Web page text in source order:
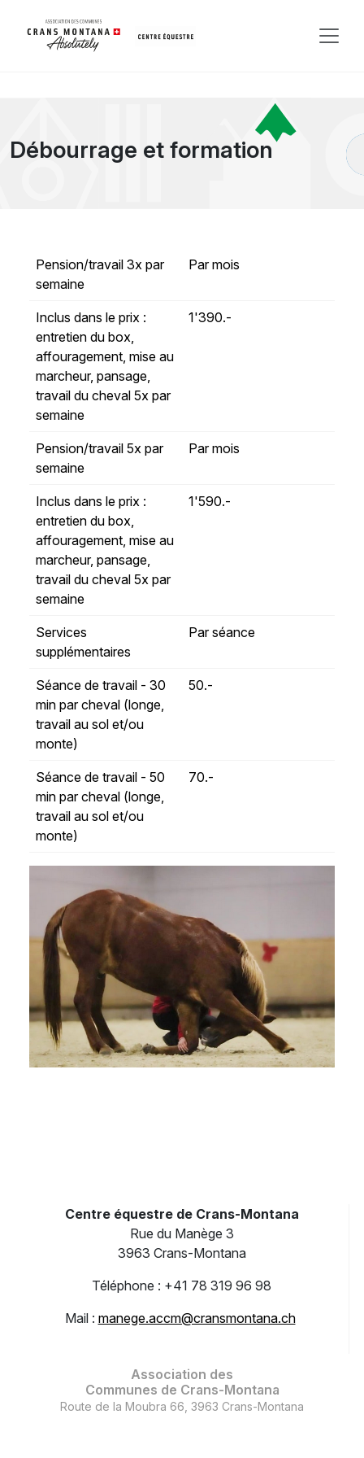
Débourrage et formation
Pension/travail 3x par
semaine
Par mois
Inclus dans le prix :
entretien du box,
affouragement, mise au
marcheur, pansage,
travail du cheval 5x par
semaine
1'390.-
Pension/travail 5x par
semaine
Par mois
Inclus dans le prix :
entretien du box,
affouragement, mise au
marcheur, pansage,
travail du cheval 5x par
semaine
1'590.-
Services
supplémentaires
Par séance
Séance de travail - 30
min par cheval (longe,
travail au sol et/ou
monte)
50.-
Séance de travail - 50
min par cheval (longe,
travail au sol et/ou
monte)
70.-
Centre équestre de Crans-Montana
Rue du Manège 3
3963 Crans-Montana
Téléphone : +41 78 319 96 98
Mail : manege.accm@cransmontana.ch
Association des
Communes de Crans-Montana
Route de la Moubra 66, 3963 Crans-Montana